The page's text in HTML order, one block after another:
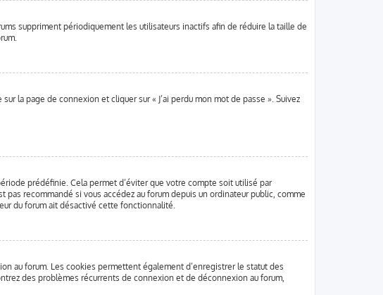
suppriment périodiquement les utilisateurs inactifs afin de réduire la taille de
la page de connexion et cliquer sur « J’ai perdu mon mot de passe ». Suivez
prédéfinie. Cela permet d’éviter que votre compte soit utilisé par
pas recommandé si vous accédez au forum depuis un ordinateur public, comme
du forum ait désactivé cette fonctionnalité.
au forum. Les cookies permettent également d’enregistrer le statut des
des problèmes récurrents de connexion et de déconnexion au forum,